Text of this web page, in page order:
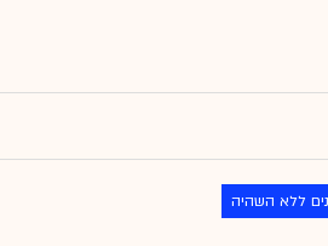
ללא השהיה